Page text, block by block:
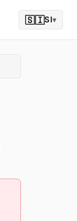
🇸🇮SI▾